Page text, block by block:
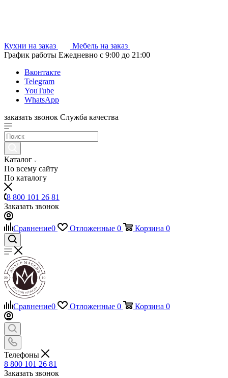
Кухни на заказ
Мебель на заказ
График работы Ежедневно с 9:00 до 21:00
Вконтакте
Telegram
YouTube
WhatsApp
заказать звонок Служба качества
Каталог
По всему сайту
По каталогу
8 800 101 26 81
Заказать звонок
Сравнение0 Отложенные 0 Корзина 0
Сравнение0 Отложенные 0 Корзина 0
Телефоны
8 800 101 26 81
Заказать звонок